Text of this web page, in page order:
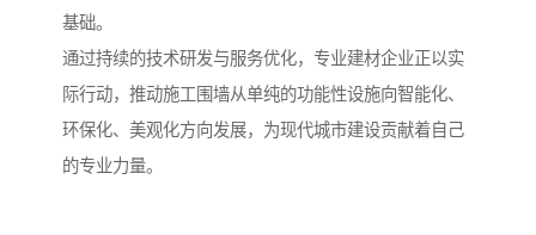
基础。
通过持续的技术研发与服务优化，专业建材企业正以实
际行动，推动施工围墙从单纯的功能性设施向智能化、
环保化、美观化方向发展，为现代城市建设贡献着自己
的专业力量。